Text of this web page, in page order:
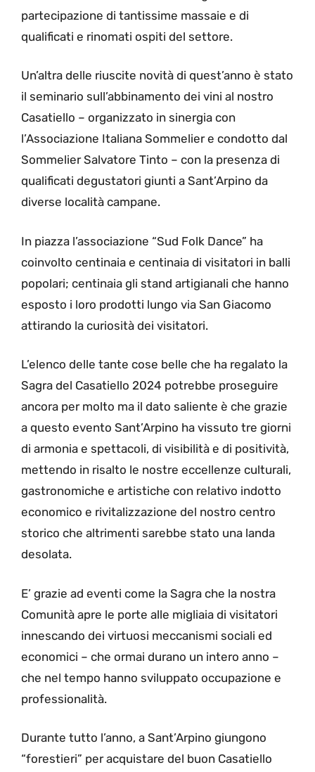
partecipazione di tantissime massaie e di
qualificati e rinomati ospiti del settore.
Un’altra delle riuscite novità di quest’anno è stato
il seminario sull’abbinamento dei vini al nostro
Casatiello – organizzato in sinergia con
l’Associazione Italiana Sommelier e condotto dal
Sommelier Salvatore Tinto – con la presenza di
qualificati degustatori giunti a Sant’Arpino da
diverse località campane.
In piazza l’associazione “Sud Folk Dance” ha
coinvolto centinaia e centinaia di visitatori in balli
popolari; centinaia gli stand artigianali che hanno
esposto i loro prodotti lungo via San Giacomo
attirando la curiosità dei visitatori.
L’elenco delle tante cose belle che ha regalato la
Sagra del Casatiello 2024 potrebbe proseguire
ancora per molto ma il dato saliente è che grazie
a questo evento Sant’Arpino ha vissuto tre giorni
di armonia e spettacoli, di visibilità e di positività,
mettendo in risalto le nostre eccellenze culturali,
gastronomiche e artistiche con relativo indotto
economico e rivitalizzazione del nostro centro
storico che altrimenti sarebbe stato una landa
desolata.
E’ grazie ad eventi come la Sagra che la nostra
Comunità apre le porte alle migliaia di visitatori
innescando dei virtuosi meccanismi sociali ed
economici – che ormai durano un intero anno –
che nel tempo hanno sviluppato occupazione e
professionalità.
Durante tutto l’anno, a Sant’Arpino giungono
“forestieri” per acquistare del buon Casatiello